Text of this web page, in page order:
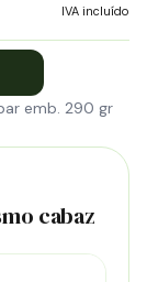
IVA incluído
emb. 290 gr
cabaz